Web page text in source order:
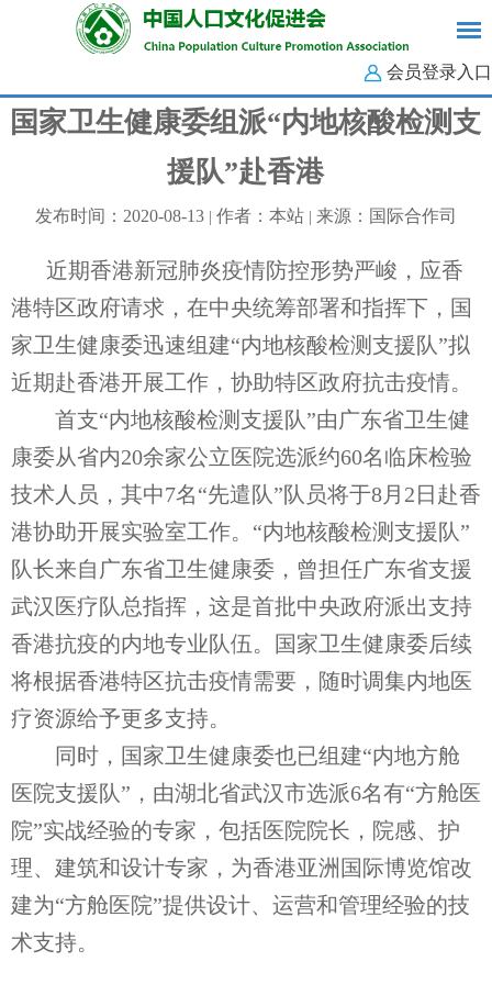
会员登录入口
国家卫生健康委组派“内地核酸检测支
援队”赴香港
发布时间：2020-08-13 作者：本站 来源：国际合作司
近期香港新冠肺炎疫情防控形势严峻，应香
港特区政府请求，在中央统筹部署和指挥下，国
家卫生健康委迅速组建“内地核酸检测支援队”拟
近期赴香港开展工作，协助特区政府抗击疫情。
首支“内地核酸检测支援队”由广东省卫生健
康委从省内20余家公立医院选派约60名临床检验
技术人员，其中7名“先遣队”队员将于8月2日赴香
港协助开展实验室工作。“内地核酸检测支援队”
队长来自广东省卫生健康委，曾担任广东省支援
武汉医疗队总指挥，这是首批中央政府派出支持
香港抗疫的内地专业队伍。国家卫生健康委后续
将根据香港特区抗击疫情需要，随时调集内地医
疗资源给予更多支持。
同时，国家卫生健康委也已组建“内地方舱
医院支援队”，由湖北省武汉市选派6名有“方舱医
院”实战经验的专家，包括医院院长，院感、护
理、建筑和设计专家，为香港亚洲国际博览馆改
建为“方舱医院”提供设计、运营和管理经验的技
术支持。